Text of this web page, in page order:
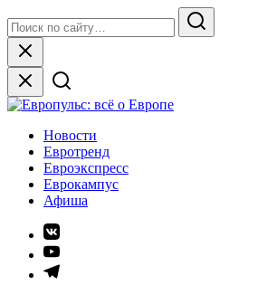
to
content
for:
Search
Close
Европульс: всё о Европе
Новости
Евротренд
Евроэкспресс
Еврокампус
Афиша
Элемент
меню
Элемент
меню
Элемент